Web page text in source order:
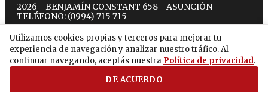
Utilizamos cookies propias y terceros para mejorar tu
experiencia de navegación y analizar nuestro tráfico. Al
continuar navegando, aceptás nuestra Política de privacidad.
DE ACUERDO
2026 - BENJAMÍN CONSTANT 658 - ASUNCIÓN -
TELÉFONO: (0994) 715 715
twitterinstagram
facebook
tiktokyoutubespotify